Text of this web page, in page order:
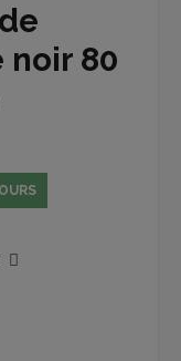
noir 80